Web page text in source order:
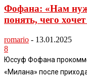
Фофана: «Нам
понять, чего
romario - 13.01.2025
8
Юссуф Фофана
«Милана» после